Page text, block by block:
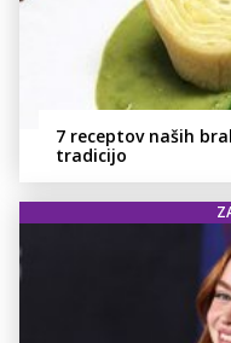
7 receptov naših
tradicijo